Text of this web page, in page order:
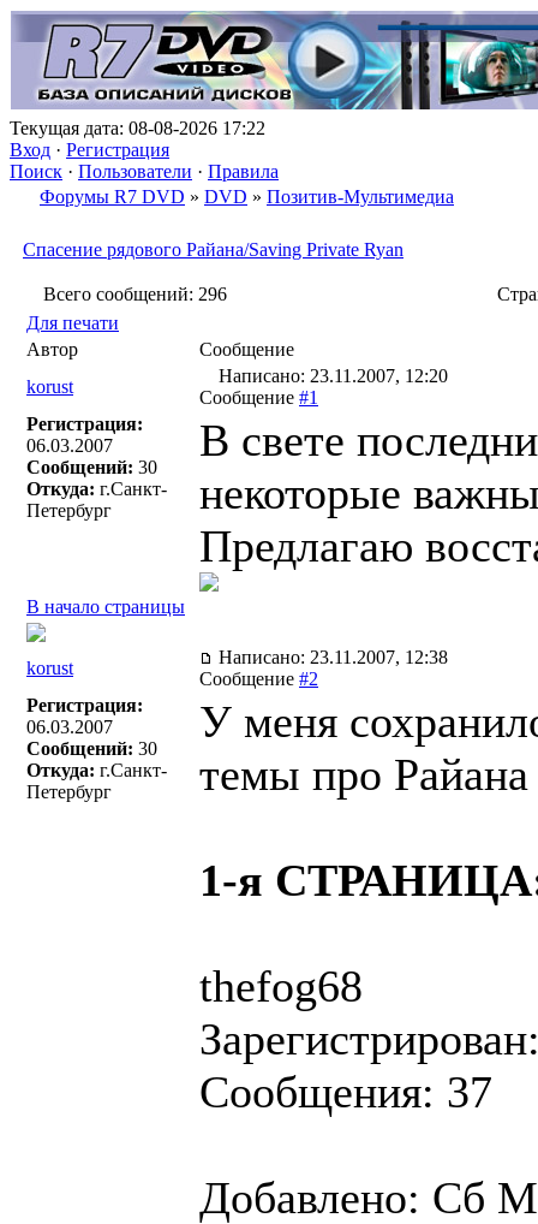
Текущая дата: 08-08-2026 17:22
Вход · Регистрация
Поиск · Пользователи · Правила
Форумы R7 DVD » DVD » Позитив-Мультимедиа
Спасение рядового Райана/Saving Private Ryan
Всего сообщений: 296
Для печати
Автор
Сообщение
korust
Написано: 23.11.2007, 12:20
Сообщение #1
Регистрация:
06.03.2007
Сообщений: 30
Откуда: г.Санкт-
Петербург
В свете
некоторые
Предлагаю
В начало страницы
korust
Написано: 23.11.2007, 12:38
Сообщение #2
Регистрация:
06.03.2007
Сообщений: 30
Откуда: г.Санкт-
Петербург
У меня
темы про Райана
1-я
thefog68
Сообщения: 37
Добавлено: Сб